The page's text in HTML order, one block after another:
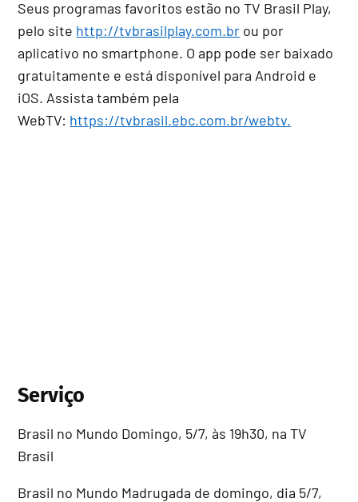
Seus programas favoritos estão no TV Brasil Play,
pelo site http://tvbrasilplay.com.br ou por
aplicativo no smartphone. O app pode ser baixado
gratuitamente e está disponível para Android e
iOS. Assista também pela
WebTV: https://tvbrasil.ebc.com.br/webtv.
Serviço
Brasil no Mundo Domingo, 5/7, às 19h30, na TV
Brasil
Brasil no Mundo Madrugada de domingo, dia 5/7,